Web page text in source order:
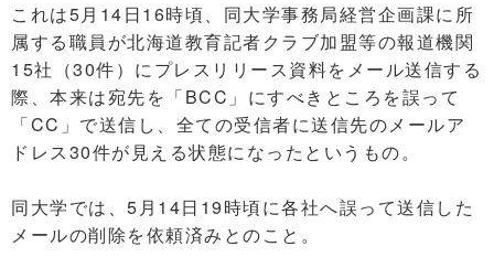
これは5月14日16時頃、同大学事務局経営企画課に所
属する職員が北海道教育記者クラブ加盟等の報道機関
15社（30件）にプレスリリース資料をメール送信する
際、本来は宛先を「BCC」にすべきところを誤って
「CC」で送信し、全ての受信者に送信先のメールア
ドレス30件が見える状態になったというもの。
同大学では、5月14日19時頃に各社へ誤って送信した
メールの削除を依頼済みとのこと。